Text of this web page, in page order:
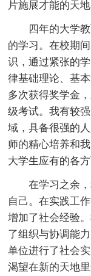
片施展才能的天
四年的大学
的学习。在校期
识，通过紧张的
律基础理论、基
多次获得奖学金
级考试。我有较
域，具备很强的
师的精心培养和
大学生应有的各
在学习之余
自己。在实践工
增加了社会经验
了组织与协调能
单位进行了社会
渴望在新的天地